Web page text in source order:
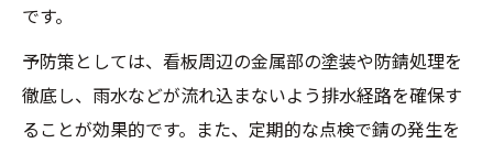
です。
予防策としては、看板周辺の金属部の塗装や防錆処理を
徹底し、雨水などが流れ込まないよう排水経路を確保す
ることが効果的です。また、定期的な点検で錆の発生を